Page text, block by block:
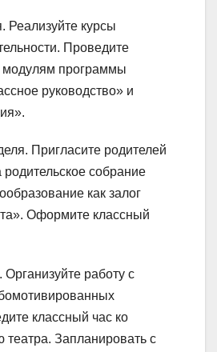
Реализуйте курсы
Проведите
модулям программы
руководство» и
Пригласите родителей
собрание
как залог
Оформите классный
Организуйте работу с
классный час ко
Запланировать с